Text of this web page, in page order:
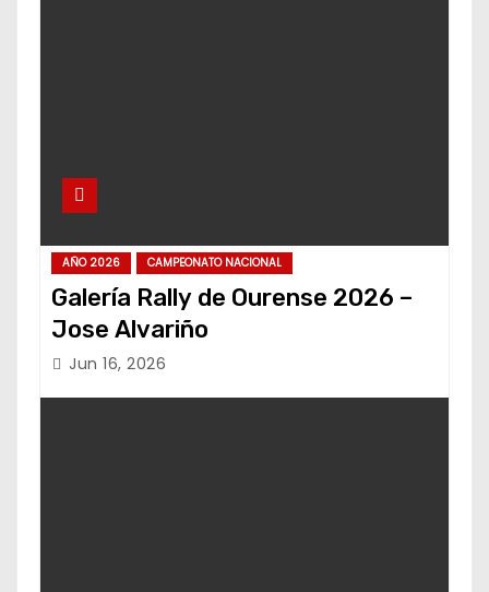
AÑO 2026 CAMPEONATO NACIONAL
Galería Rally de Ourense 2026 –
Jose Alvariño
Jun 16, 2026